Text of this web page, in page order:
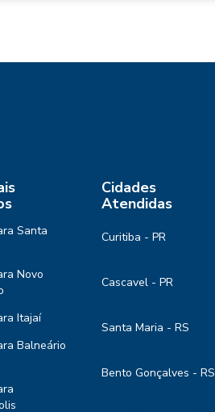
Santa
Novo
Itajaí
Balneário
Cidades
Atendidas
Curitiba - PR
Cascavel - PR
Santa Maria - RS
Bento Gonçalves - RS